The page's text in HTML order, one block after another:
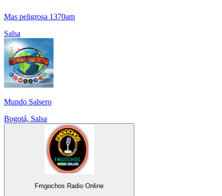
Mas peligrosa 1370am
Salsa
Mundo Salsero
Bogotá, Salsa
Fmgochos Radio Online